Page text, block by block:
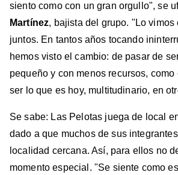
siento como con un gran orgullo", se
Martínez, bajista del grupo. "Lo vimos
juntos. En tantos años tocando
hemos visto el cambio: de pasar de
pequeño y con menos recursos,
ser lo que es hoy, multitudinario, en
Se sabe: Las Pelotas juega de local
dado a que muchos de sus
localidad cercana. Así, para ellos no
momento especial. "Se siente como